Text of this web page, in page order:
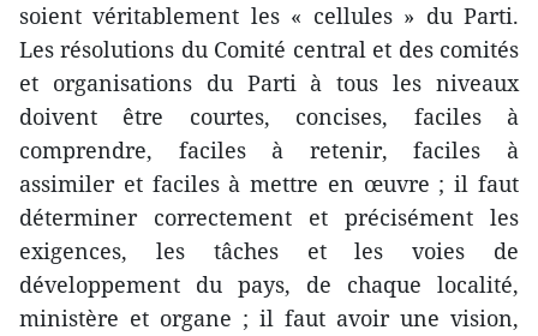
soient véritablement les « cellules » du Parti.
Les résolutions du Comité central et des comités
et organisations du Parti à tous les niveaux
doivent être courtes, concises, faciles à
comprendre, faciles à retenir, faciles à
assimiler et faciles à mettre en œuvre ; il faut
déterminer correctement et précisément les
exigences, les tâches et les voies de
développement du pays, de chaque localité,
ministère et organe ; il faut avoir une vision,